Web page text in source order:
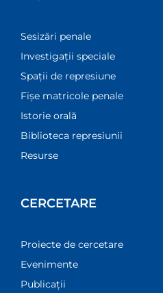
Sesizări penale
Investigații speciale
Spații de represiune
Fișe matricole penale
Istorie orală
Biblioteca represiunii
Resurse
CERCETARE
Proiecte de cercetare
Evenimente
Publicații